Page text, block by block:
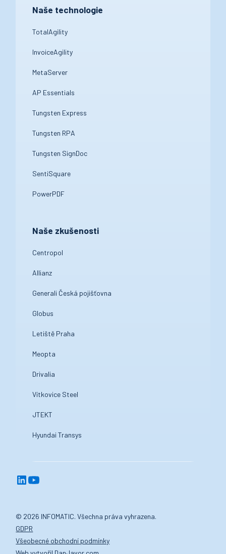
Naše technologie
TotalAgility
InvoiceAgility
MetaServer
AP Essentials
Tungsten Express
Tungsten RPA
Tungsten SignDoc
SentiSquare
PowerPDF
Naše zkušenosti
Centropol
Allianz
Generali Česká pojišťovna
Globus
Letiště Praha
Meopta
Drivalia
Vítkovice Steel
JTEKT
Hyundai Transys
© 2026 INFOMATIC. Všechna práva vyhrazena.
GDPR
Všeobecné obchodní podmínky